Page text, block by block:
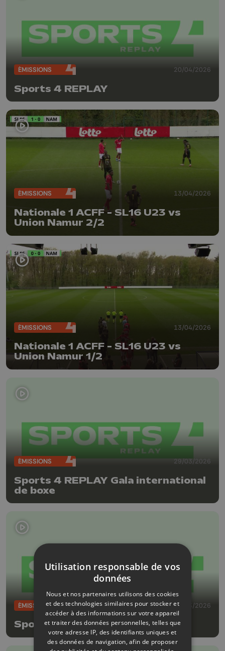
ÉMISSIONS 20/04/2026
Sports 4 REPLAY
ÉMISSIONS 13/04/2026
Nationale 1 ACFF - SL16 U23 vs
Union Namur 2/2
ÉMISSIONS 13/04/2026
Nationale 1 ACFF - SL16 U23 vs
Union Namur 1/2
ÉMISSIONS 29/03/2026
Sports 4 REPLAY Gala international
de boxe
ÉMISSIONS 29/03/2026
Sports 4 REPLAY
Utilisation responsable de vos
données
Nous et nos partenaires utilisons des cookies
et des technologies similaires pour stocker et
accéder à des informations sur votre appareil
et traiter des données personnelles, telles que
votre adresse IP, des identifiants uniques et
des données de navigation, afin de proposer